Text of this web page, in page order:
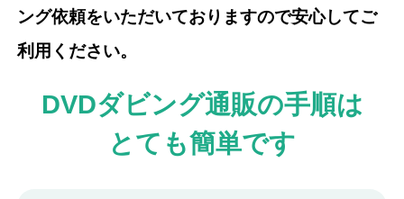
ング依頼をいただいておりますので安心してご
利用ください。
DVDダビング通販の手順は
とても簡単です